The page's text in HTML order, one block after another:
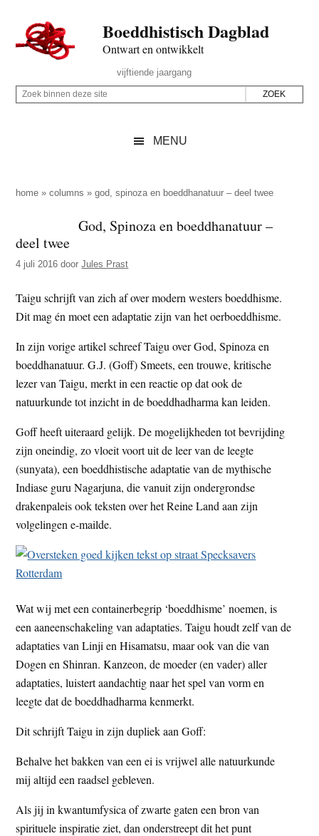
naar
de
inhoud
secondary
naar
de
sidebar
naar
de
Boeddhistisch Dagblad
Ontwart en ontwikkelt
Rechts
vijftiende jaargang
Z
p
e
z
e
s
i
e
Z
i
e
n
e
z
s
i
t
e
MENU
home »columns »god, spinoza en boeddhanatuur – deel twee
God, Spinoza en boeddhanatuur –
deel twee
4 juli 2016 doorJules Prast
Taigu schrijft van zich af over modern westers boeddhisme.
Dit mag én moet een adaptatie zijn van het oerboeddhisme.
In zijn vorige artikel schreef Taigu over God, Spinoza en
boeddhanatuur. G.J. (Goff) Smeets, een trouwe, kritische
lezer van Taigu, merkt in een reactie op dat ook de
natuurkunde tot inzicht in de boeddhadharma kan leiden.
Goff heeft uiteraard gelijk. De mogelijkheden tot bevrijding
zijn oneindig, zo vloeit voort uit de leer van de leegte
(sunyata), een boeddhistische adaptatie van de mythische
Indiase guru Nagarjuna, die vanuit zijn ondergrondse
drakenpaleis ook teksten over het Reine Land aan zijn
volgelingen e-mailde.
Wat wij met een containerbegrip ‘boeddhisme’ noemen, is
een aaneenschakeling van adaptaties. Taigu houdt zelf van de
adaptaties van Linji en Hisamatsu, maar ook van die van
Dogen en Shinran. Kanzeon, de moeder (en vader) aller
adaptaties, luistert aandachtig naar het spel van vorm en
leegte dat de boeddhadharma kenmerkt.
Dit schrijft Taigu in zijn dupliek aan Goff:
Behalve het bakken van een ei is vrijwel alle natuurkunde
mij altijd een raadsel gebleven.
Als jij in kwantumfysica of zwarte gaten een bron van
spirituele inspiratie ziet, dan onderstreept dit het punt